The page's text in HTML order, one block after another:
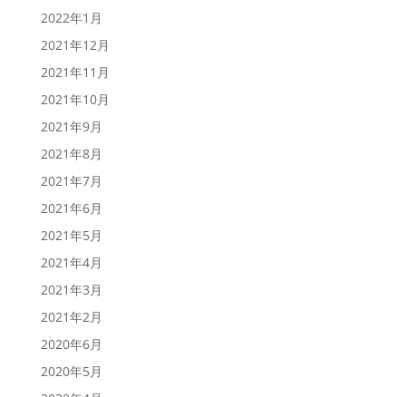
2022年1月
2021年12月
2021年11月
2021年10月
2021年9月
2021年8月
2021年7月
2021年6月
2021年5月
2021年4月
2021年3月
2021年2月
2020年6月
2020年5月